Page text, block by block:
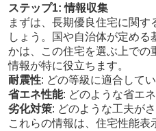
ステップ1: 情報収集
まずは、長期優良住宅に関す
しょう。国や自治体が定める
かは、この住宅を選ぶ上での
情報が特に役立ちます。
耐震性: どの等級に適合してい
省エネ性能: どのような省エ
劣化対策: どのような工夫が
これらの情報は、住宅性能